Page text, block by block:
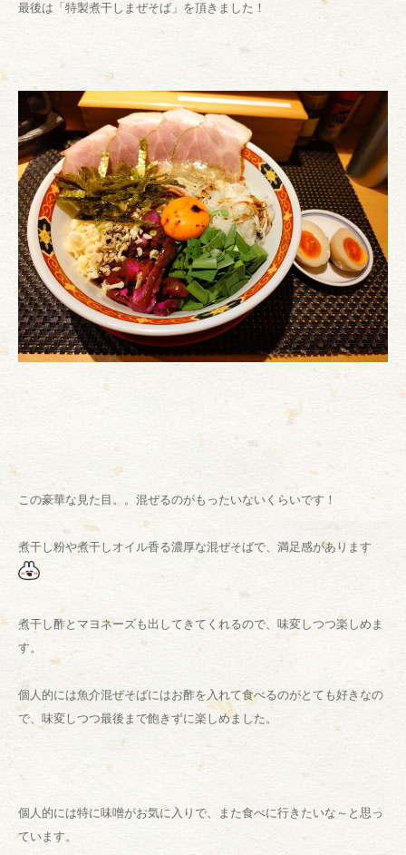
最後は「特製煮干しまぜそば」を頂きました！
この豪華な見た目。。混ぜるのがもったいないくらいです！
煮干し粉や煮干しオイル香る濃厚な混ぜそばで、満足感があります
煮干し酢とマヨネーズも出してきてくれるので、味変しつつ楽しめま
す。
個人的には魚介混ぜそばにはお酢を入れて食べるのがとても好きなの
で、味変しつつ最後まで飽きずに楽しめました。
個人的には特に味噌がお気に入りで、また食べに行きたいな～と思っ
ています。